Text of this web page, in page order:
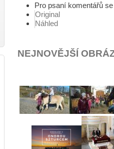
Pro psaní komentářů
Original
Náhled
NEJNOVĚJŠÍ